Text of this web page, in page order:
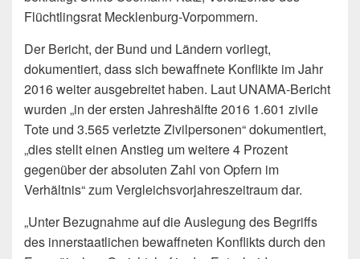
Flüchtlingsrat Mecklenburg-Vorpommern.
Der Bericht, der Bund und Ländern vorliegt,
dokumentiert, dass sich bewaffnete Konflikte im Jahr
2016 weiter ausgebreitet haben. Laut UNAMA-Bericht
wurden „in der ersten Jahreshälfte 2016 1.601 zivile
Tote und 3.565 verletzte Zivilpersonen“ dokumentiert,
„dies stellt einen Anstieg um weitere 4 Prozent
gegenüber der absoluten Zahl von Opfern im
Verhältnis“ zum Vergleichsvorjahreszeitraum dar.
„Unter Bezugnahme auf die Auslegung des Begriffs
des innerstaatlichen bewaffneten Konflikts durch den